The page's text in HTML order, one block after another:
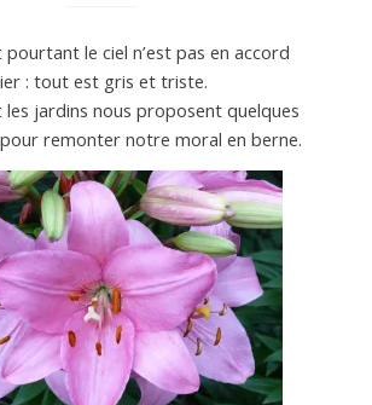
pourtant le ciel n’est pas en accord
: tout est gris et triste.
les jardins nous proposent quelques
remonter notre moral en berne.